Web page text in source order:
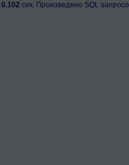
0.102 сек. Произведено SQL